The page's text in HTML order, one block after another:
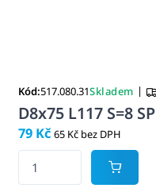
Kód:517.080.31Skladem |
D8x75 L117 S=8 SP
79 Kč 65 Kč bez DPH